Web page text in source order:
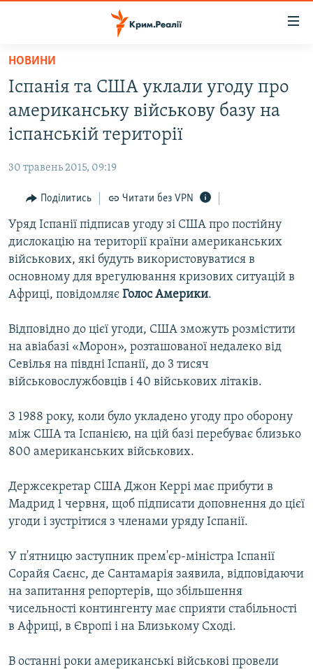
Перейти
основного
матеріалу
Перейти
до
основної
навігації
Перейти
пошуку
ВІДЕО ТА ФОТО
БЛОГИ
ПОГЛЯД
ІНТЕРВ'Ю
ВСЕ ЗА ДЕНЬ
СПЕЦПРОЕКТИ
ДЕПОРТАЦІЯ
ВІДЕОУРОКИ «ELIFBE»
СВІДЧЕННЯ ОКУПАЦІЇ
УКРАЇНСЬКА ПРОБЛЕМА КРИМУ
ЯК ОБІЙТИ БЛОКУВАННЯ
Русский
Qırımtatar
НОВИНИ
Іспанія та США уклали угоду про
американську військову базу на
іспанській території
30 травень 2015, 09:19
Поділитись Читати без VPN
Уряд Іспанії підписав угоду зі США про постійну
дислокацію на території країни американських
військових, які будуть використовуватися в
основному для врегулювання кризових ситуацій в
Африці, повідомляє Голос Америки.
Відповідно до цієї угоди, США зможуть розмістити
на авіабазі «Морон», розташованої недалеко від
Севілья на півдні Іспанії, до 3 тисяч
військовослужбовців і 40 військових літаків.
З 1988 року, коли було укладено угоду про оборону
між США та Іспанією, на цій базі перебуває близько
800 американських військових.
Держсекретар США Джон Керрі має прибути в
Мадрид 1 червня, щоб підписати доповнення до цієї
угоди і зустрітися з членами уряду Іспанії.
У п'ятницю заступник прем'єр-міністра Іспанії
Сорайя Саєнс, де Сантамарія заявила, відповідаючи
на запитання репортерів, що збільшення
чисельності контингенту має сприяти стабільності
в Африці, в Європі і на Близькому Сході.
В останні роки американські військові провели